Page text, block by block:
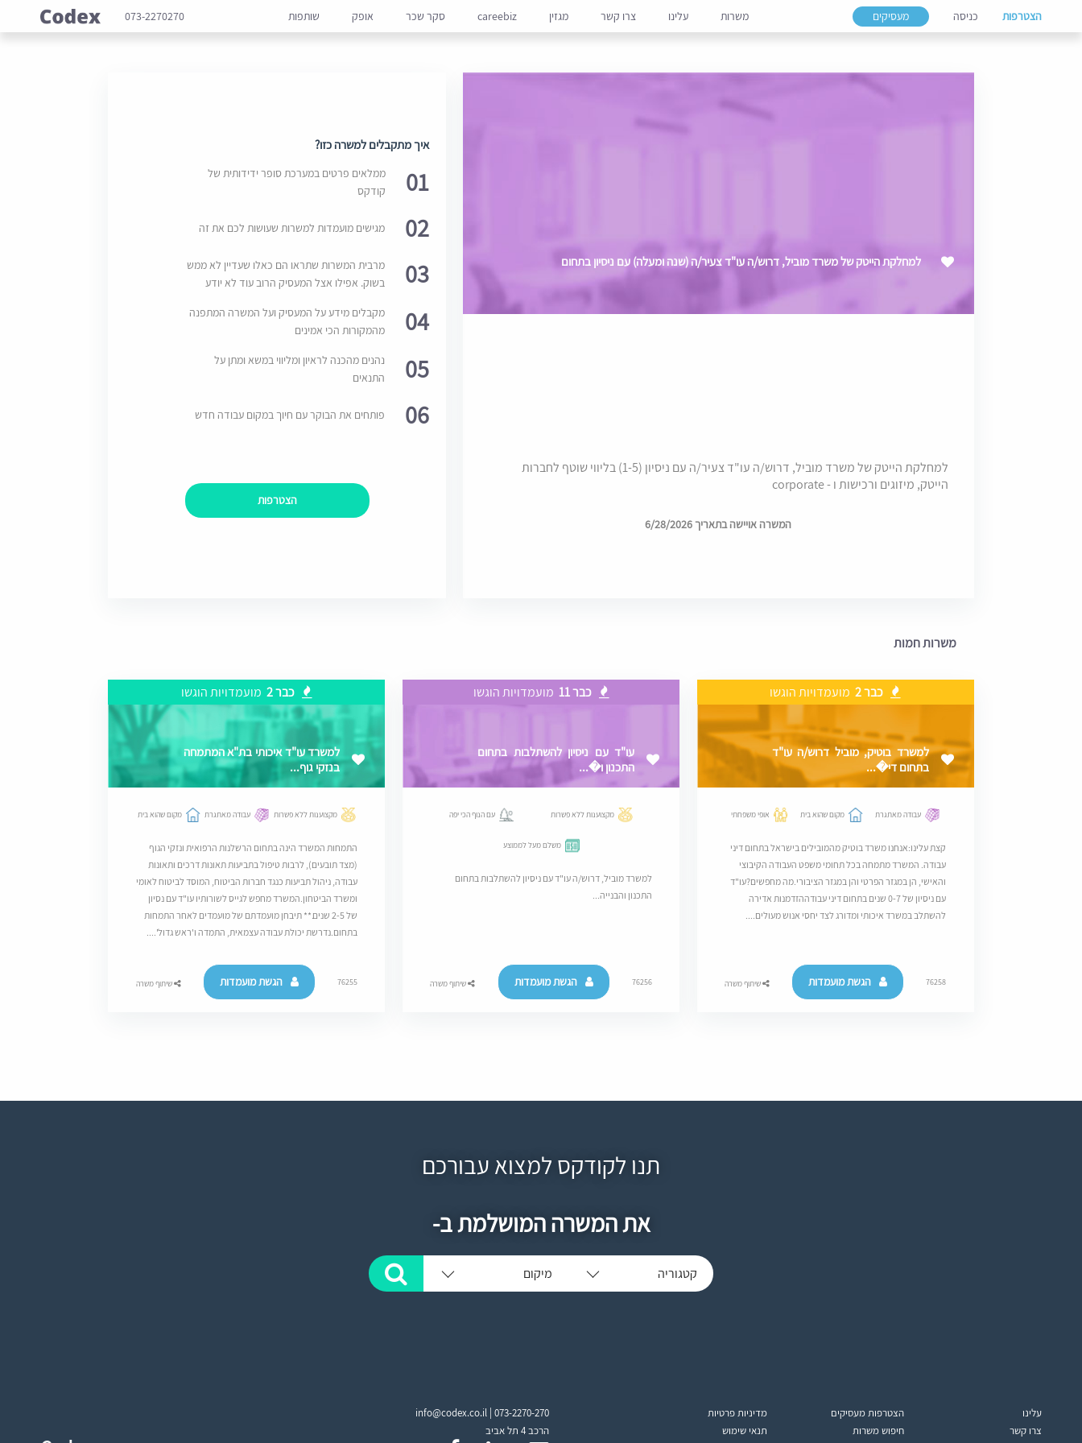
הצטרפות כניסה מעסיקים משרות עלינו צרו קשר מגזין careebiz סקר שכר אופק שותפות 073-2270270
למחלקת הייטק של משרד מוביל, דרוש/ה עו"ד צעיר/ה (שנה ומעלה) עם ניסיון בתחום
למחלקת הייטק של משרד מוביל, דרוש/ה עו"ד צעיר/ה עם ניסיון (1-5) בליווי שוטף לחברות
הייטק, מיזוגים ורכישות ו - corporate
המשרה אויישה בתאריך 6/28/2026
איך מתקבלים למשרה כזו?
01
ממלאים פרטים במערכת סופר ידידותית של
קודקס
02 מגישים מועמדות למשרות שעושות לכם את זה
03
מרבית המשרות שתראו הם כאלו שעדיין לא ממש
בשוק. אפילו אצל המעסיק הרוב עוד לא יודע
04
מקבלים מידע על המעסיק ועל המשרה המתפנה
מהמקורות הכי אמינים
05
נהנים מהכנה לראיון ומליווי במשא ומתן על
התנאים
06 פותחים את הבוקר עם חיוך במקום עבודה חדש
הצטרפות
משרות חמות
כבר 2 מועמדויות הוגשו
למשרד בוטיק, מוביל דרוש/ה עו"ד
בתחום די�...
עבודה מאתגרת מקום שהוא בית אופי משפחתי
קצת עלינו:אנחנו משרד בוטיק מהמובילים בישראל בתחום דיני
עבודה. המשרד מתמחה בכל תחומי משפט העבודה הקיבוצי
והאישי, הן במגזר הפרטי והן במגזר הציבורי.מה מחפשים?עו"ד
עם ניסיון של 0-7 שנים בתחום דיני עבודההזדמנות אדירה
להשתלב במשרד איכותי ומדורג לצד יחסי אנוש מעולים....
76258 הגשת מועמדות שיתוף משרה
כבר 11 מועמדויות הוגשו
עו"ד עם ניסיון להשתלבות בתחום
התכנון ו�...
מקצוענות ללא פשרות עם הנוף הכי יפה
משלם מעל לממוצע
למשרד מוביל, דרוש/ה עו"ד עם ניסיון להשתלבות בתחום
התכנון והבנייה...
76256 הגשת מועמדות שיתוף משרה
כבר 2 מועמדויות הוגשו
למשרד עו"ד איכותי בת"א המתמחה
בנזקי גוף...
מקצוענות ללא פשרות עבודה מאתגרת מקום שהוא בית
התמחות המשרד הינה בתחום הרשלנות הרפואית ונזקי הגוף
(מצד תובעים), לרבות טיפול בתביעות תאונות דרכים ותאונות
עבודה, ניהול תביעות כנגד חברות הביטוח, המוסד לביטוח לאומי
ומשרד הביטחון.המשרד מחפש לגייס לשורותיו עו"ד עם נסיון
של 2-5 שנים.** תיבחן מועמדתם של מועמדים לאחר התמחות
בתחום.נדרשת יכולת עבודה עצמאית, התמדה ו'ראש גדול'....
76255 הגשת מועמדות שיתוף משרה
תנו לקודקס למצוא עבורכם
את המשרה המושלמת ב-
קטגוריה מיקום
עלינו
צרו קשר
הצטרפות מעסיקים
חיפוש משרות
מדיניות פרטיות
תנאי שימוש
info@codex.co.il | 073-2270-270
הרכב 4 תל אביב